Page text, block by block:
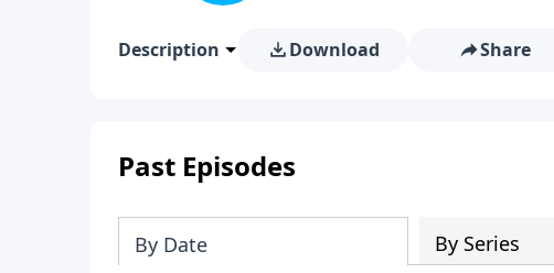
Description Download Share
Past Episodes
By Date By Series